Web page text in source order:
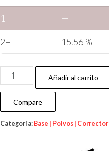
1 —
2+ 15.56 %
Añadir al carrito
Compare
Categoría: Base | Polvos | Corrector